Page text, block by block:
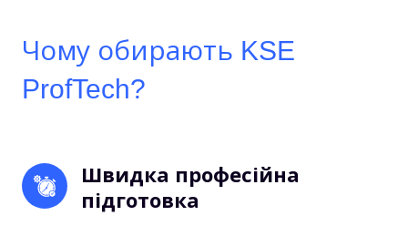
Чому обирають KSE
ProfTech?
Швидка професійна
підготовка